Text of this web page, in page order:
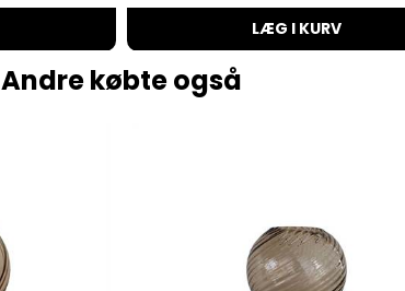
LÆG I KURV
Andre købte også